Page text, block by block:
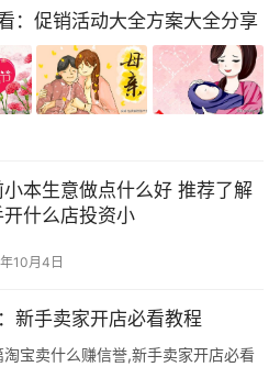
：促销活动大全方案大全分享
小本生意做点什么好 推荐了解
开什么店投资小
10月4日
新手卖家开店必看教程
宝卖什么赚信誉,新手卖家开店必看